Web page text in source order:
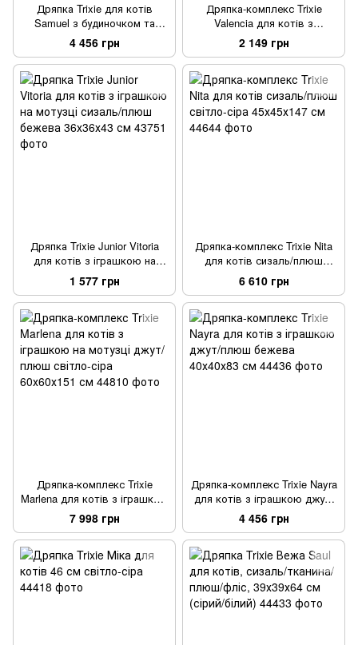
Дряпка Trixie для котів
Samuel з будиночком та
іграшкою на мотузці сизаль/
плюш бежева 36х70 см
4 456 грн
Дряпка-комплекс Trixie
Valencia для котів з
іграшкою на мотузці сизаль/
плюш бежева 44х33х71 см
2 149 грн
Дряпка Trixie Junior Vitoria
для котів з іграшкою на
мотузці сизаль/плюш бежева
36х36х43 см
1 577 грн
Дряпка-комплекс Trixie Nita
для котів сизаль/плюш
світло-сіра 45х45х147 см
6 610 грн
Дряпка-комплекс Trixie
Marlena для котів з іграшкою
на мотузці джут/плюш
світло-сіра 60х60х151 см
7 998 грн
Дряпка-комплекс Trixie Nayra
для котів з іграшкою джут/
плюш бежева 40х40х83 см
4 456 грн